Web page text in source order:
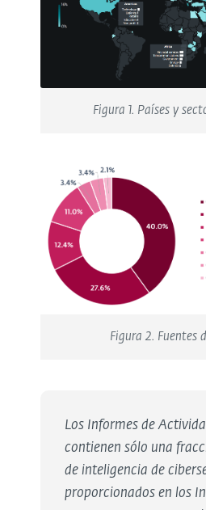
Figura 1. Países y
Figura 2. Fuentes
Los Informes de
contienen sólo una
de inteligencia de
proporcionados en los